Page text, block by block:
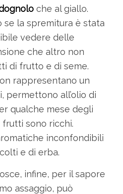
che al giallo.
la spremitura è stata
vedere delle
che altro non
di frutto e di seme.
rappresentano un
permettono all’olio di
qualche mese degli
frutti sono ricchi.
inconfondibili
e di erba.
infine, per il sapore
assaggio, può